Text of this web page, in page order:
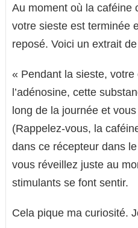
Au moment où la caféine
votre sieste est terminée
reposé. Voici un extrait
« Pendant la sieste, votre
l’adénosine, cette
long de la journée et
(Rappelez-vous, la
dans ce récepteur dans
vous réveillez juste au
stimulants se font sentir.
Cela pique ma curiosité.